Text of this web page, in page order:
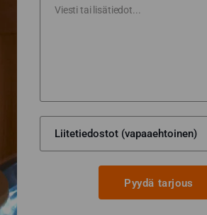
Pyydä tarjous